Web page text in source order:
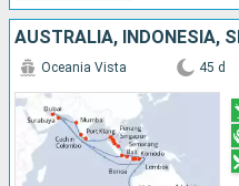
Oceania Vista 45 d